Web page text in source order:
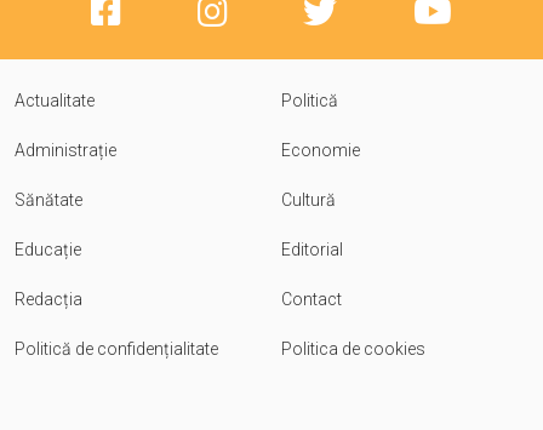
Actualitate Politică
Administrație Economie
Sănătate Cultură
Educație Editorial
Redacția Contact
Politică de confidențialitate Politica de cookies